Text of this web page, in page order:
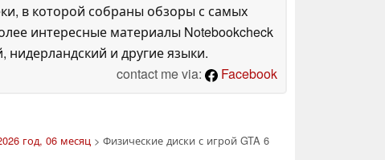
в которой собраны обзоры с самых
интересные материалы Notebookcheck
нидерландский и другие языки.
contact me via:
Facebook
год, 06 месяц > Физические диски с игрой GTA 6